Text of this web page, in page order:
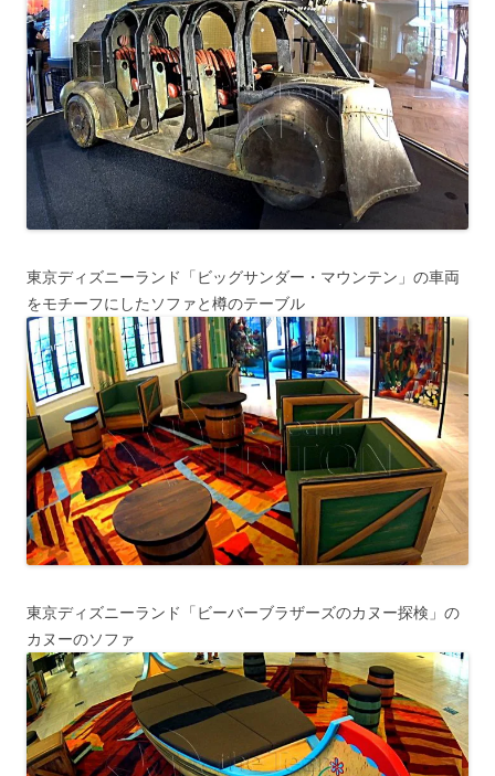
東京ディズニーランド「ビッグサンダー・マウンテン」の車両
をモチーフにしたソファと樽のテーブル
東京ディズニーランド「ビーバーブラザーズのカヌー探検」の
カヌーのソファ